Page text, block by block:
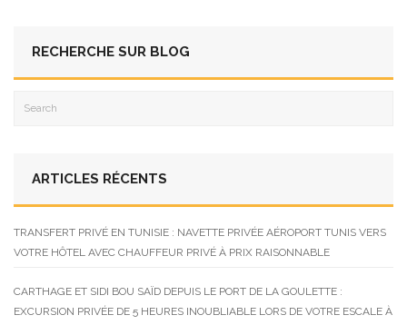
RECHERCHE SUR BLOG
ARTICLES RÉCENTS
TRANSFERT PRIVÉ EN TUNISIE : NAVETTE PRIVÉE AÉROPORT TUNIS VERS
VOTRE HÔTEL AVEC CHAUFFEUR PRIVÉ À PRIX RAISONNABLE
CARTHAGE ET SIDI BOU SAÏD DEPUIS LE PORT DE LA GOULETTE :
EXCURSION PRIVÉE DE 5 HEURES INOUBLIABLE LORS DE VOTRE ESCALE À